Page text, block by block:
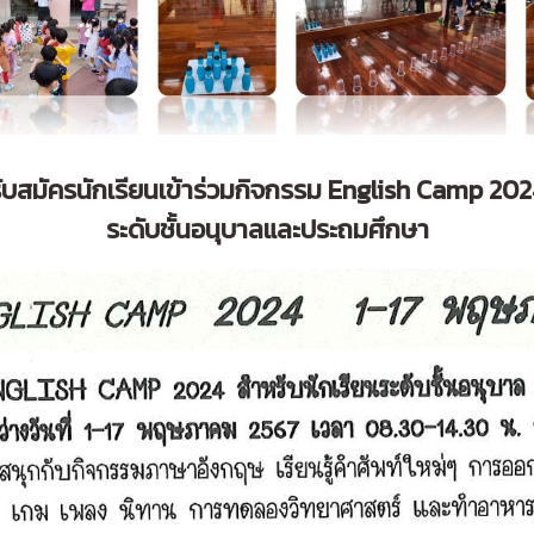
สมัครนักเรียนเข้าร่วมกิจกรรม English Camp
ระดับชั้นอนุบาลและประถมศึกษา